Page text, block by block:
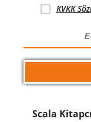
KVKK
Scala